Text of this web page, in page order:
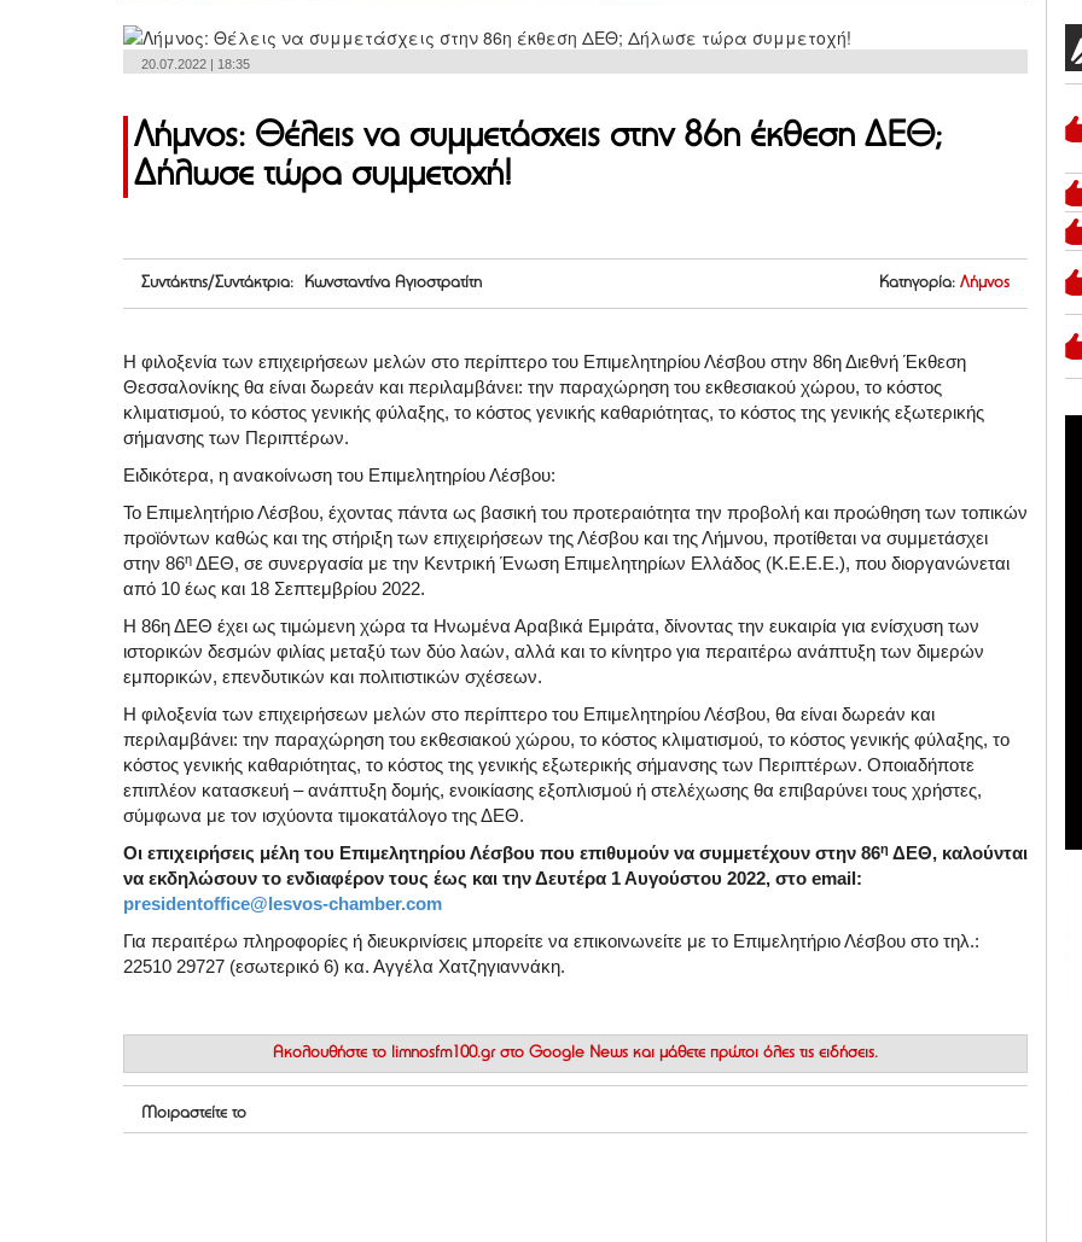
20.07.2022 | 18:35
Λήμνος: Θέλεις να συμμετάσχεις στην 86η έκθεση ΔΕΘ;
Δήλωσε τώρα συμμετοχή!
Συντάκτης/Συντάκτρια: Κωνσταντίνα Αγιοστρατίτη Κατηγορία: Λήμνος
Η φιλοξενία των επιχειρήσεων μελών στο περίπτερο του Επιμελητηρίου Λέσβου στην 86η Διεθνή Έκθεση
Θεσσαλονίκης θα είναι δωρεάν και περιλαμβάνει: την παραχώρηση του εκθεσιακού χώρου, το κόστος
κλιματισμού, το κόστος γενικής φύλαξης, το κόστος γενικής καθαριότητας, το κόστος της γενικής εξωτερικής
σήμανσης των Περιπτέρων.
Ειδικότερα, η ανακοίνωση του Επιμελητηρίου Λέσβου:
Το Επιμελητήριο Λέσβου, έχοντας πάντα ως βασική του προτεραιότητα την προβολή και προώθηση των τοπικών
προϊόντων καθώς και της στήριξη των επιχειρήσεων της Λέσβου και της Λήμνου, προτίθεται να συμμετάσχει
στην 86η ΔΕΘ, σε συνεργασία με την Κεντρική Ένωση Επιμελητηρίων Ελλάδος (Κ.Ε.Ε.Ε.), που διοργανώνεται
από 10 έως και 18 Σεπτεμβρίου 2022.
Η 86η ΔΕΘ έχει ως τιμώμενη χώρα τα Ηνωμένα Αραβικά Εμιράτα, δίνοντας την ευκαιρία για ενίσχυση των
ιστορικών δεσμών φιλίας μεταξύ των δύο λαών, αλλά και το κίνητρο για περαιτέρω ανάπτυξη των διμερών
εμπορικών, επενδυτικών και πολιτιστικών σχέσεων.
Η φιλοξενία των επιχειρήσεων μελών στο περίπτερο του Επιμελητηρίου Λέσβου, θα είναι δωρεάν και
περιλαμβάνει: την παραχώρηση του εκθεσιακού χώρου, το κόστος κλιματισμού, το κόστος γενικής φύλαξης, το
κόστος γενικής καθαριότητας, το κόστος της γενικής εξωτερικής σήμανσης των Περιπτέρων. Οποιαδήποτε
επιπλέον κατασκευή – ανάπτυξη δομής, ενοικίασης εξοπλισμού ή στελέχωσης θα επιβαρύνει τους χρήστες,
σύμφωνα με τον ισχύοντα τιμοκατάλογο της ΔΕΘ.
Οι επιχειρήσεις μέλη του Επιμελητηρίου Λέσβου που επιθυμούν να συμμετέχουν στην 86η ΔΕΘ, καλούνται
να εκδηλώσουν το ενδιαφέρον τους έως και την Δευτέρα 1 Αυγούστου 2022, στο email:
presidentoffice@lesvos-chamber.com
Για περαιτέρω πληροφορίες ή διευκρινίσεις μπορείτε να επικοινωνείτε με το Επιμελητήριο Λέσβου στο τηλ.:
22510 29727 (εσωτερικό 6) κα. Αγγέλα Χατζηγιαννάκη.
Ακολουθήστε το limnosfm100.gr στο Google News και μάθετε πρώτοι όλες τις ειδήσεις.
Μοιραστείτε το